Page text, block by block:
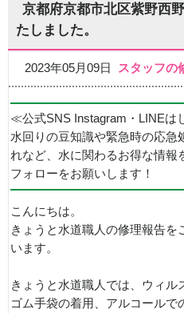
京都府京都市北区紫野西
たしました。
2023年05月09日 スタッフの
≪公式SNS Instagram・LINEは
水回りの豆知識や緊急時の応急
れなど、水に関わるお得な情報
フォローをお願いします！
こんにちは。
きょうと水道職人の修理報告
います。
きょうと水道職人では、ウィ
ゴム手袋の着用、アルコールで